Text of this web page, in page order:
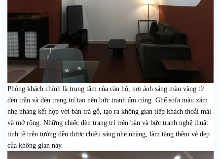
Phòng khách chính là trung tâm của căn hộ, nơi ánh sáng màu vàng từ
đèn trần và đèn trang trí tạo nên bức tranh ấm cúng. Ghế sofa màu xám
nhẹ nhàng kết hợp với bàn trà gỗ, tạo ra không gian tiếp khách thoải mái
và mở rộng. Những chiếc đèn trang trí trên bàn và bức tranh nghệ thuật
tinh tế trên tường đều được chiếu sáng nhẹ nhàng, làm tăng thêm vẻ đẹp
của không gian này.